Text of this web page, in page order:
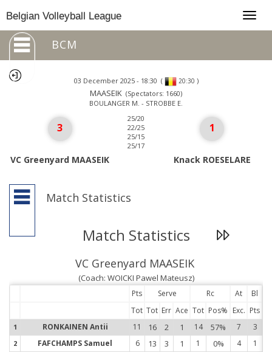
Belgian Volleyball League
BCM
03 December 2025 - 18:30 ( 20:30 )
MAASEIK (Spectators: 1660)
BOULANGER M. - STROBBE E.
3
VC Greenyard MAASEIK
25/20
22/25
25/15
25/17
1
Knack ROESELARE
Match Statistics
Match Statistics
VC Greenyard MAASEIK
(Coach: WOICKI Pawel Mateusz)
Pts Serve Rc At
Bl
Tot Tot Err Ace Tot Pos% Exc. Pts
1 RONKAINEN Antii 11 16 2 1 14 57% 7 3
2 FAFCHAMPS Samuel 6 13 3 1 1 0% 4 1